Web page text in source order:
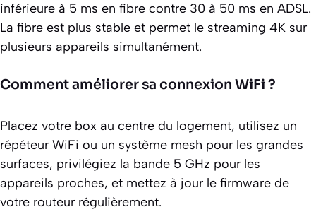
inférieure à 5 ms en fibre contre 30 à 50 ms en ADSL.
La fibre est plus stable et permet le streaming 4K sur
plusieurs appareils simultanément.
Comment améliorer sa connexion WiFi ?
Placez votre box au centre du logement, utilisez un
répéteur WiFi ou un système mesh pour les grandes
surfaces, privilégiez la bande 5 GHz pour les
appareils proches, et mettez à jour le firmware de
votre routeur régulièrement.